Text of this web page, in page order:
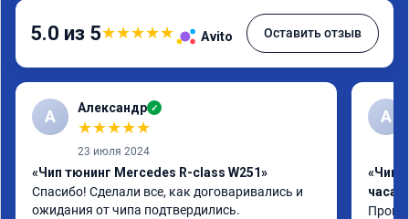
5.0 из 5★★★★★ Avito Оставить отзыв
А Александр ✓
★★★★★
23 июля 2024
«Чип тюнинг Mercedes R-class W251»
Спасибо! Сделали все, как договаривались и
ожидания от чипа подтвердились.
А
«Чип
часа»